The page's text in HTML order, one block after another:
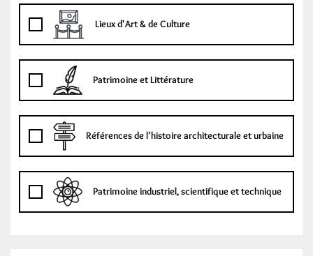
Lieux d'Art & de Culture
Patrimoine et Littérature
Références de l’histoire architecturale et urbaine
Patrimoine industriel, scientifique et technique